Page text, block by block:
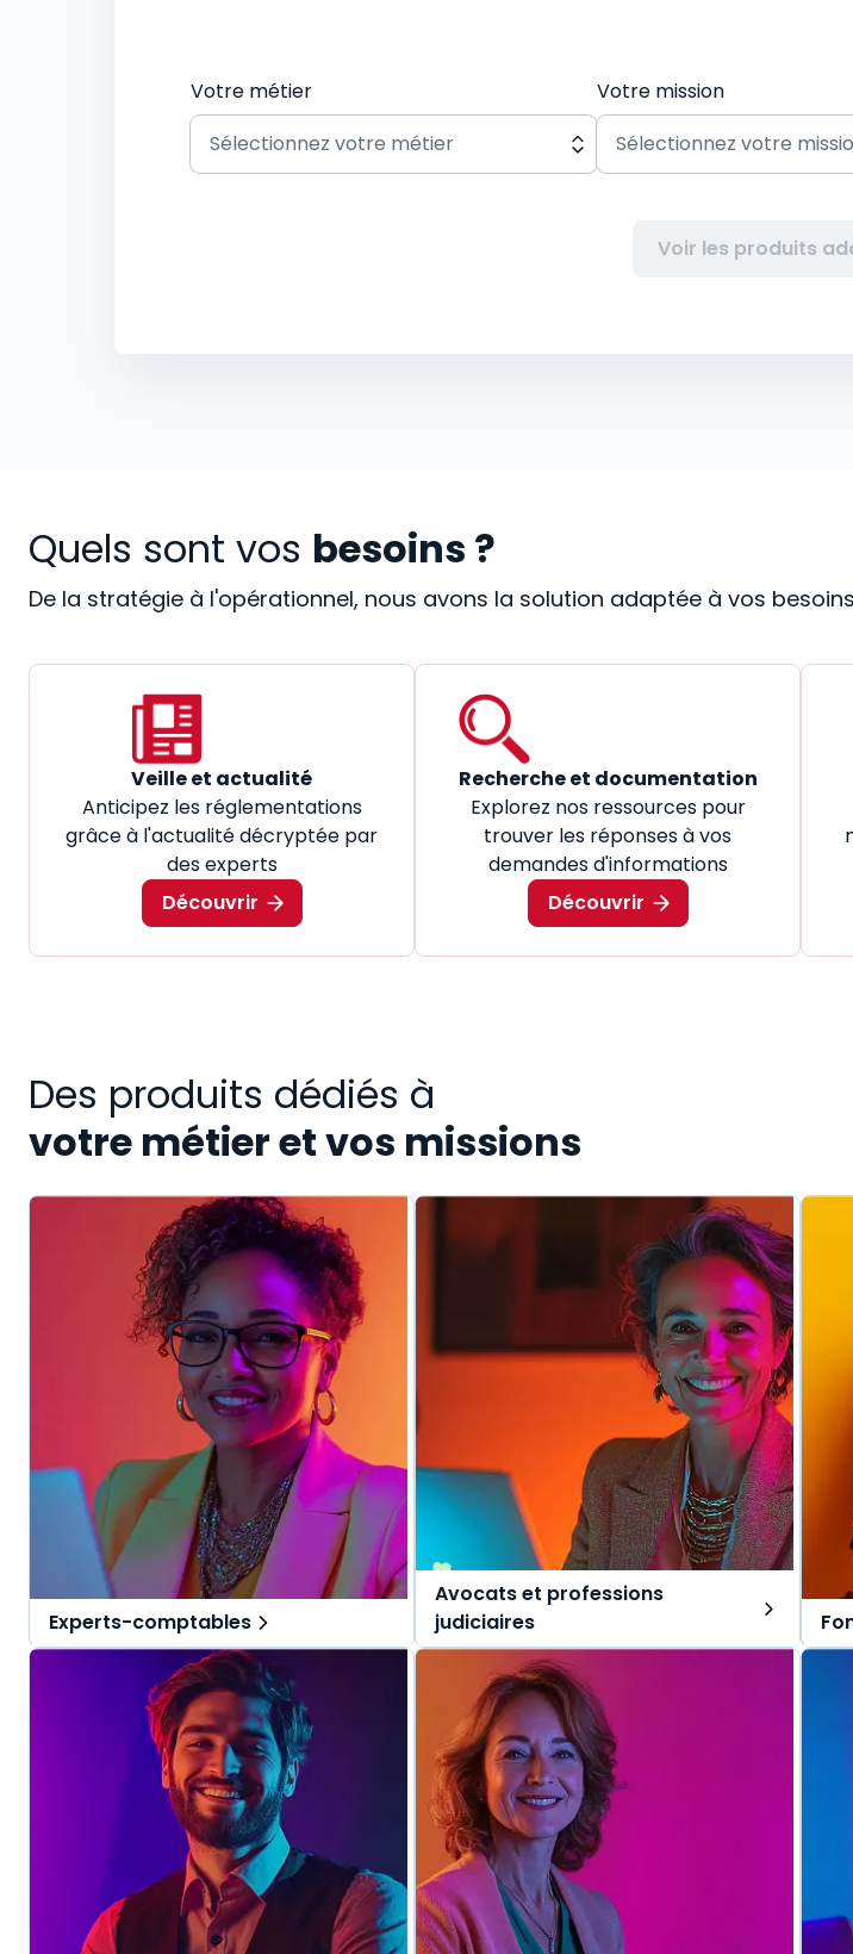
Votre métier Votre mission
Voir les produits
Quels sont vos besoins ?
De la stratégie à l'opérationnel, nous avons la solution adaptée à vos besoins
Veille et actualité
Anticipez les réglementations
grâce à l'actualité décryptée par
des experts
Découvrir
Recherche et documentation
Explorez nos ressources pour
trouver les réponses à vos
demandes d'informations
Découvrir
Des produits dédiés à
votre métier et vos missions
Experts-comptables
Des solutions tout-en-un, spécialement
pensées pour l'expert-comptable et ses
collaborateurs.
Une offre globale pour vous repérer dans
vos missions au quotidien.
Avocats et professions
judiciaires
Des solutions tout-en-un, spécialement
pensées pour les avocats et professions
judiciaires.
Une offre globale pour vous repérer dans
vos missions au quotidien.